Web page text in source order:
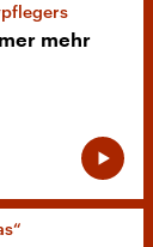
mehr